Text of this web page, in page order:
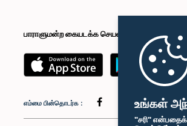
உங்கள்
"சரி"
பாராளுமன்ற கையடக்க செயலி
எம்மை பின்தொடர்க :